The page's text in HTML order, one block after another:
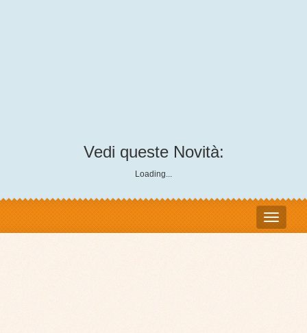
Vedi queste Novità:
Loading...